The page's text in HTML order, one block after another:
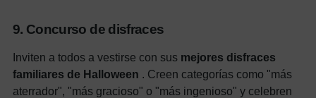
9. Concurso de disfraces
Inviten a todos a vestirse con sus mejores disfraces
familiares de Halloween . Creen categorías como "más
aterrador", "más gracioso" o "más ingenioso" y celebren